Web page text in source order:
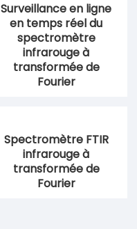
Surveillance en ligne
en temps réel du
spectromètre
infrarouge à
transformée de
Fourier
Spectromètre FTIR
infrarouge à
transformée de
Fourier